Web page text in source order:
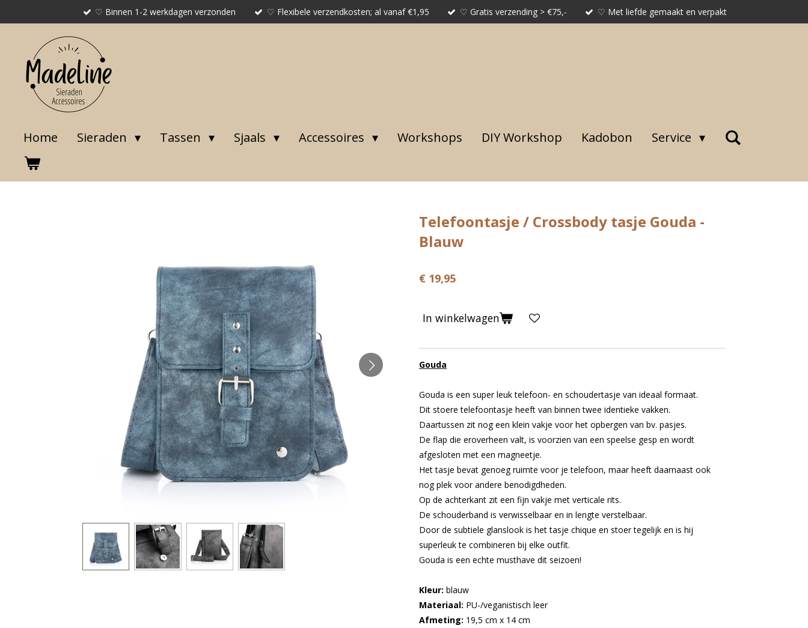
hoofdinhoud
♡ Binnen 1-2 werkdagen verzonden ♡ Flexibele verzendkosten; al vanaf €1,95 ♡ Gratis verzending > €75,- ♡ Met liefde gemaakt en verpakt
Home Sieraden Tassen Sjaals Accessoires Workshops DIY Workshop Kadobon Service
Telefoontasje / Crossbody tasje Gouda -
Blauw
€ 19,95
In winkelwagen
Gouda
Gouda is een super leuk telefoon- en schoudertasje van ideaal formaat.
Dit stoere telefoontasje heeft van binnen twee identieke vakken.
Daartussen zit nog een klein vakje voor het opbergen van bv. pasjes.
De flap die eroverheen valt, is voorzien van een speelse gesp en wordt
afgesloten met een magneetje.
Het tasje bevat genoeg ruimte voor je telefoon, maar heeft daarnaast ook
nog plek voor andere benodigdheden.
Op de achterkant zit een fijn vakje met verticale rits.
De schouderband is verwisselbaar en in lengte verstelbaar.
Door de subtiele glanslook is het tasje chique en stoer tegelijk en is hij
superleuk te combineren bij elke outfit.
Gouda is een echte musthave dit seizoen!
Kleur: blauw
Materiaal: PU-/veganistisch leer
Afmeting: 19,5 cm x 14 cm